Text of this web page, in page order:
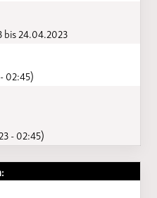
24.04.2023
02:45)
- 02:45)